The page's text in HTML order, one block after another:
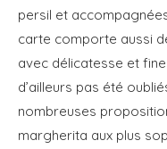
persil et
carte comporte aussi
avec délicatesse et
d’ailleurs pas été
nombreuses
margherita aux plus